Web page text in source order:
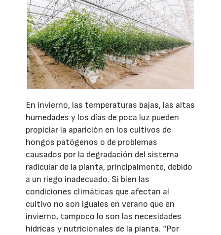
En invierno, las temperaturas bajas, las altas
humedades y los días de poca luz pueden
propiciar la aparición en los cultivos de
hongos patógenos o de problemas
causados por la degradación del sistema
radicular de la planta, principalmente, debido
a un riego inadecuado. Si bien las
condiciones climáticas que afectan al
cultivo no son iguales en verano que en
invierno, tampoco lo son las necesidades
hídricas y nutricionales de la planta. “Por